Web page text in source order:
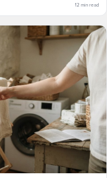
12 min read